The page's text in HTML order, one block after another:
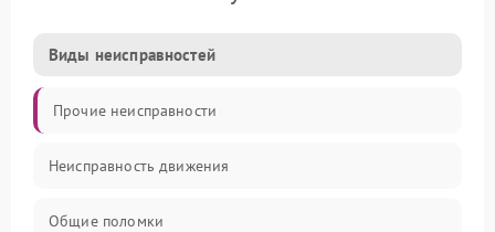
Виды неисправностей
Прочие неисправности
Неисправность движения
Общие поломки